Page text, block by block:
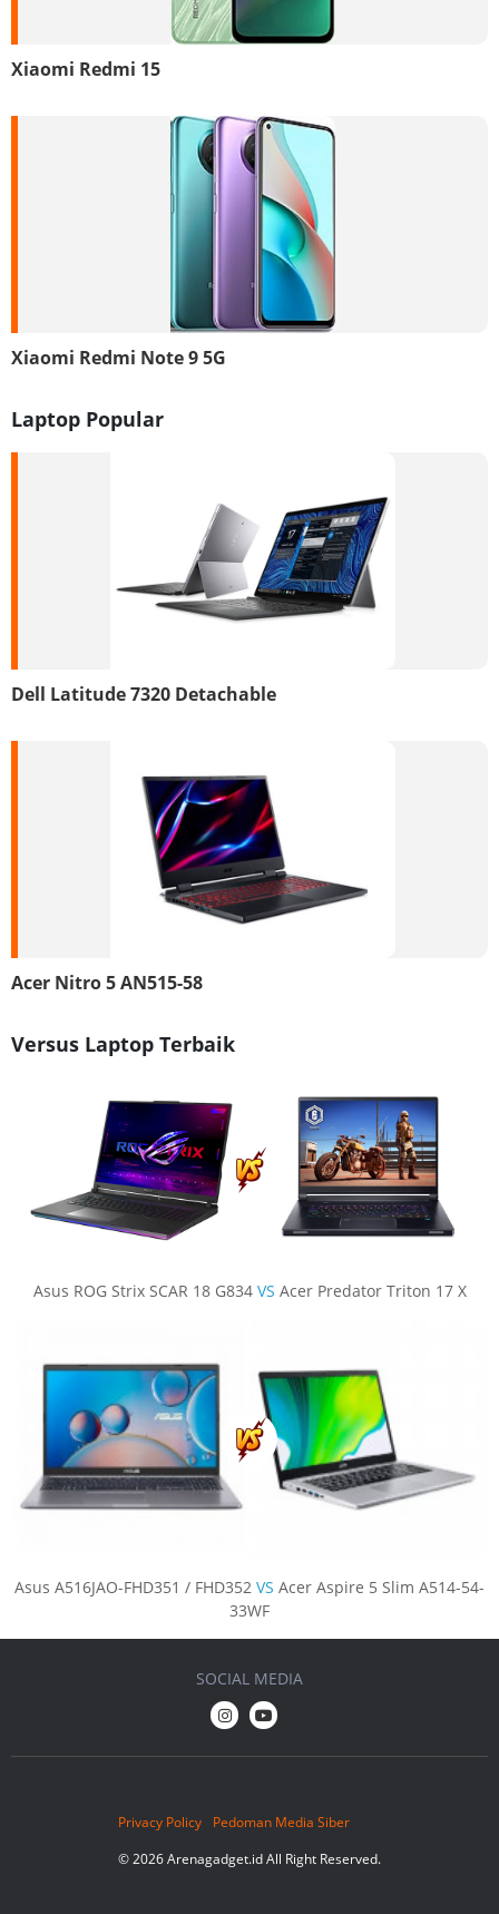
Xiaomi Redmi 15
Xiaomi Redmi Note 9 5G
Laptop Popular
Dell Latitude 7320 Detachable
Acer Nitro 5 AN515-58
Versus Laptop Terbaik
Asus ROG Strix SCAR 18 G834 VS Acer Predator Triton 17 X
Asus A516JAO-FHD351 / FHD352 VS Acer Aspire 5 Slim A514-54-
33WF
Privacy Policy
Pedoman Media Siber
© 2026 Arenagadget.id All Right Reserved.
SOCIAL MEDIA